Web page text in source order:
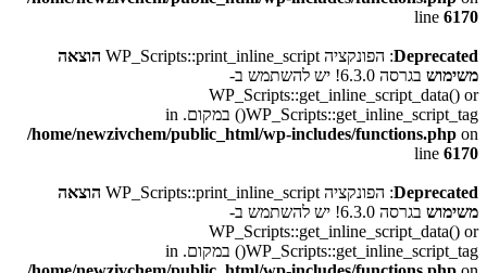
line 6170
Deprecated: הפונקציה WP_Scripts::print_inline_script
הוצאה
משימוש
בגרסה 6.3.0! יש להשתמש ב-
WP_Scripts::get_inline_script_data() or
WP_Scripts::get_inline_script_tag() במקום. in
/home/newzivchem/public_html/wp-includes/functions.php on
line 6170
Deprecated: הפונקציה WP_Scripts::print_inline_script
הוצאה
משימוש
בגרסה 6.3.0! יש להשתמש ב-
WP_Scripts::get_inline_script_data() or
WP_Scripts::get_inline_script_tag() במקום. in